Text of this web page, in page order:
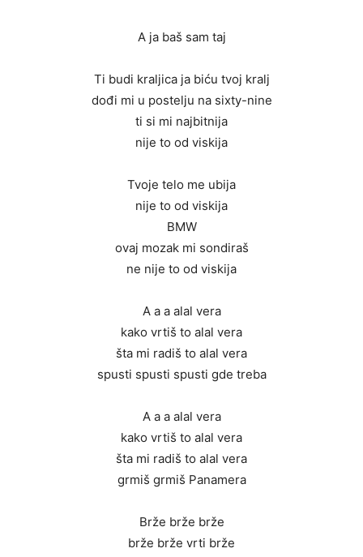
A ja baš sam taj
Ti budi kraljica ja biću tvoj kralj
dođi mi u postelju na sixty-nine
ti si mi najbitnija
nije to od viskija
Tvoje telo me ubija
nije to od viskija
BMW
ovaj mozak mi sondiraš
ne nije to od viskija
A a a alal vera
kako vrtiš to alal vera
šta mi radiš to alal vera
spusti spusti spusti gde treba
A a a alal vera
kako vrtiš to alal vera
šta mi radiš to alal vera
grmiš grmiš Panamera
Brže brže brže
brže brže vrti brže